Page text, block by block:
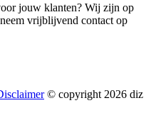
jouw klanten? Wij zijn op
vrijblijvend contact op
© copyright 2026 diz